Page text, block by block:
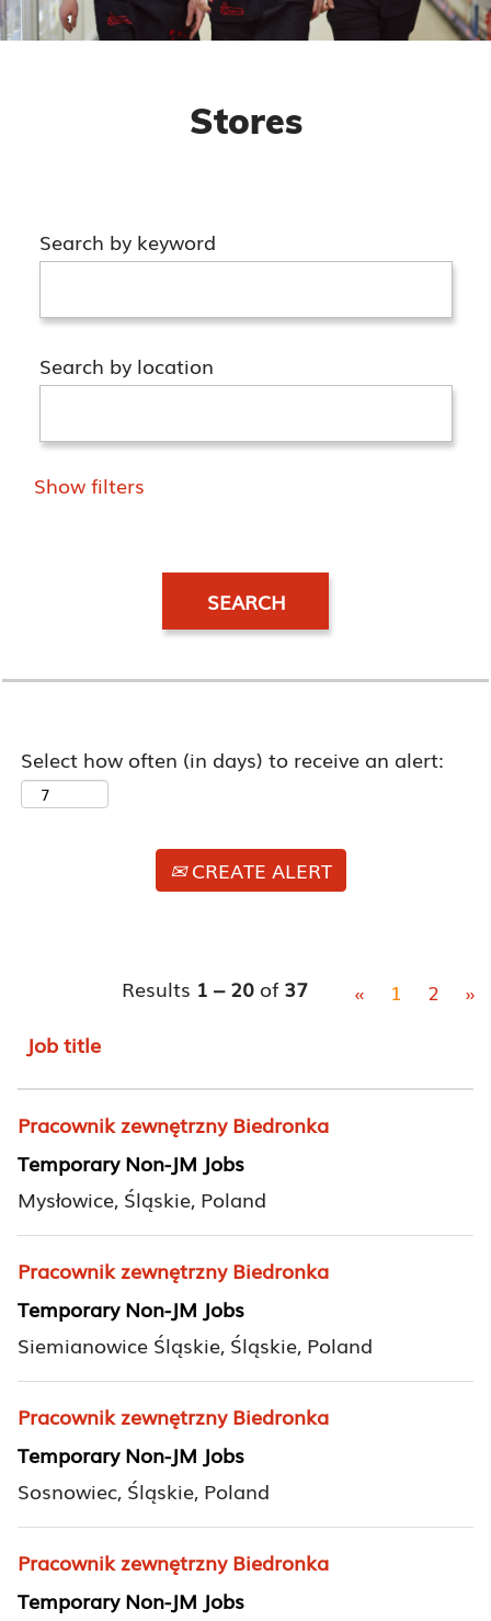
Stores
Search by keyword
Search by location
Show filters
Select how often (in days) to receive an alert:
CREATE ALERT
Results 1 – 20 of 37 « 1 2
»
Job title
Pracownik zewnętrzny Biedronka
Temporary Non-JM Jobs
Mysłowice, Śląskie, Poland
Pracownik zewnętrzny Biedronka
Temporary Non-JM Jobs
Siemianowice Śląskie, Śląskie, Poland
Pracownik zewnętrzny Biedronka
Temporary Non-JM Jobs
Sosnowiec, Śląskie, Poland
Pracownik zewnętrzny Biedronka
Temporary Non-JM Jobs